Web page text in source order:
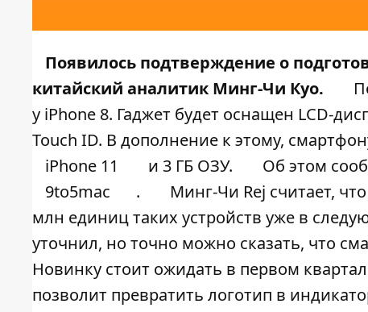
Появилось подтверждение о
китайский аналитик Минг-Чи Куо.
у iPhone 8. Гаджет будет оснащен LCD-
Touch ID. В дополнение к этому,
iPhone 11
и 3 ГБ ОЗУ. Об этом
9to5mac
.
Минг-Чи Rej считает,
млн единиц таких устройств уже в
уточнил, но точно можно сказать, что
Новинку стоит ожидать в первом
позволит превратить логотип в